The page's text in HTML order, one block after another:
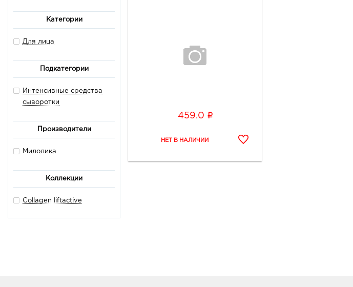
Категории
Для лица
Подкатегории
Интенсивные средства
сыворотки
Производители
Милолика
Коллекции
Collagen liftactive
459.0 i